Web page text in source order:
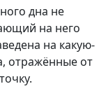
дна не
на него
на какую-
отражённые от